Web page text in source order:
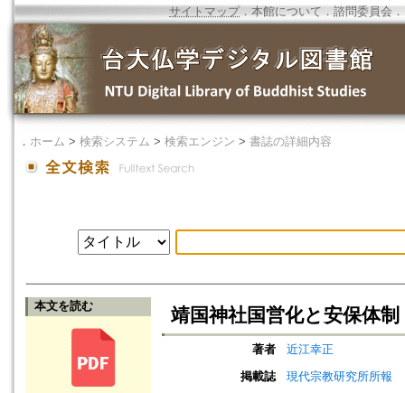
サイトマップ．本館について ． 諮問委員会 ．
． ホーム > 検索システム > 検索エンジン > 書誌の詳細内容
本文を読む 靖国神社国営化と安保体制
著者
近江幸正
掲載誌
現代宗教研究所所報